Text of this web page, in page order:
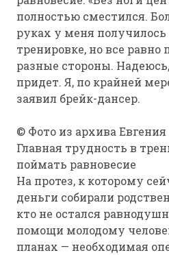
полностью сместился.
руках у меня получилось
тренировке, но все равно
разные стороны.
придет. Я, по крайней
заявил брейк-дансер.
© Фото из архива
Главная трудность в
поймать равновесие
На протез, к которому
деньги собирали
кто не остался
помощи молодому
планах — необходимая